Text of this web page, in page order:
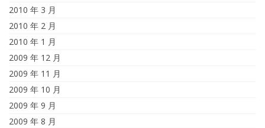
2010 年 3 月
2010 年 2 月
2010 年 1 月
2009 年 12 月
2009 年 11 月
2009 年 10 月
2009 年 9 月
2009 年 8 月